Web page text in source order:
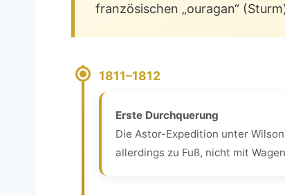
französischen „ouragan“
1811–1812
Erste Durchquerung
Die Astor-Expedition unter
allerdings zu Fuß, nicht mit